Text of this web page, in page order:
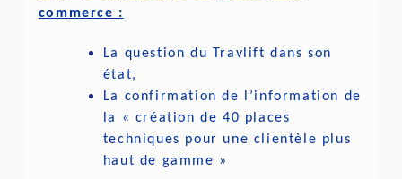
commerce :
La question du Travlift dans son
état,
La confirmation de l’information de
la « création de 40 places
techniques pour une clientèle plus
haut de gamme »